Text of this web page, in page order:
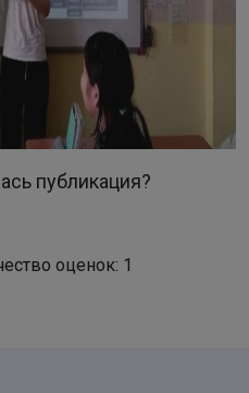
публикация?
оценок: 1